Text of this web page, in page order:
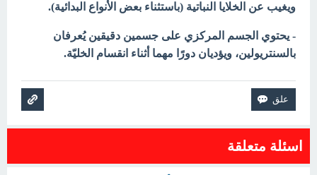
ويغيب عن الخلايا النباتية (باستثناء بعض الأنواع البدائية).
- يحتوي الجسم المركزي على جسمين دقيقين يُعرفان
بالسنتريولين، ويؤديان دورًا مهما أثناء انقسام الخليّة.
اسئلة متعلقة